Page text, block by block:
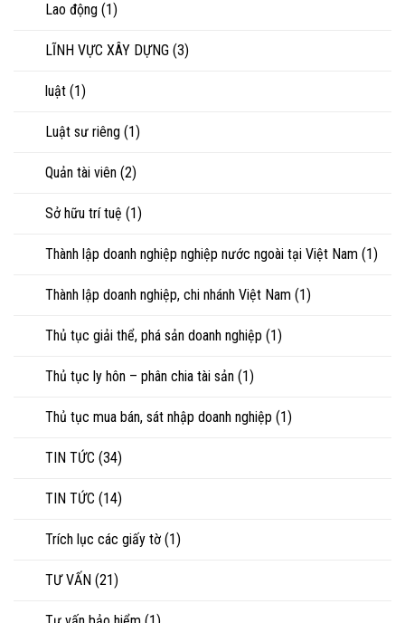
Lao động (1)
LĨNH VỰC XÂY DỰNG (3)
luật (1)
Luật sư riêng (1)
Quản tài viên (2)
Sở hữu trí tuệ (1)
Thành lập doanh nghiệp nghiệp nước ngoài tại Việt Nam (1)
Thành lập doanh nghiệp, chi nhánh Việt Nam (1)
Thủ tục giải thể, phá sản doanh nghiệp (1)
Thủ tục ly hôn – phân chia tài sản (1)
Thủ tục mua bán, sát nhập doanh nghiệp (1)
TIN TỨC (34)
TIN TỨC (14)
Trích lục các giấy tờ (1)
TƯ VẤN (21)